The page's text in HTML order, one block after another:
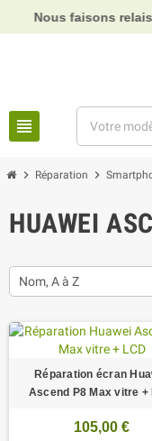
Nous faisons relais
view_headline
chevron_right Réparation chevron_right
HUAWEI
Nom, A à Z
Réparation écran
Ascend P8 Max vitre +
105,00 €